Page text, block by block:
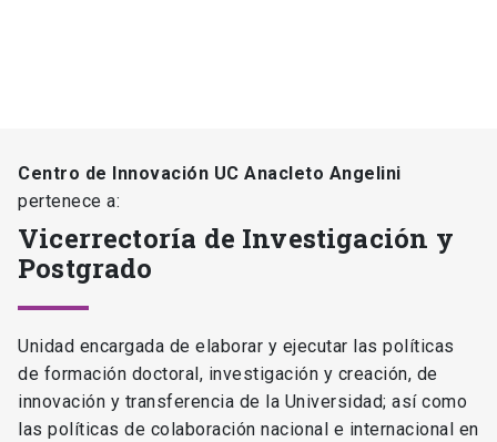
Centro de Innovación UC Anacleto Angelini
pertenece a:
Vicerrectoría de Investigación y
Postgrado
Unidad encargada de elaborar y ejecutar las políticas
de formación doctoral, investigación y creación, de
innovación y transferencia de la Universidad; así como
las políticas de colaboración nacional e internacional en